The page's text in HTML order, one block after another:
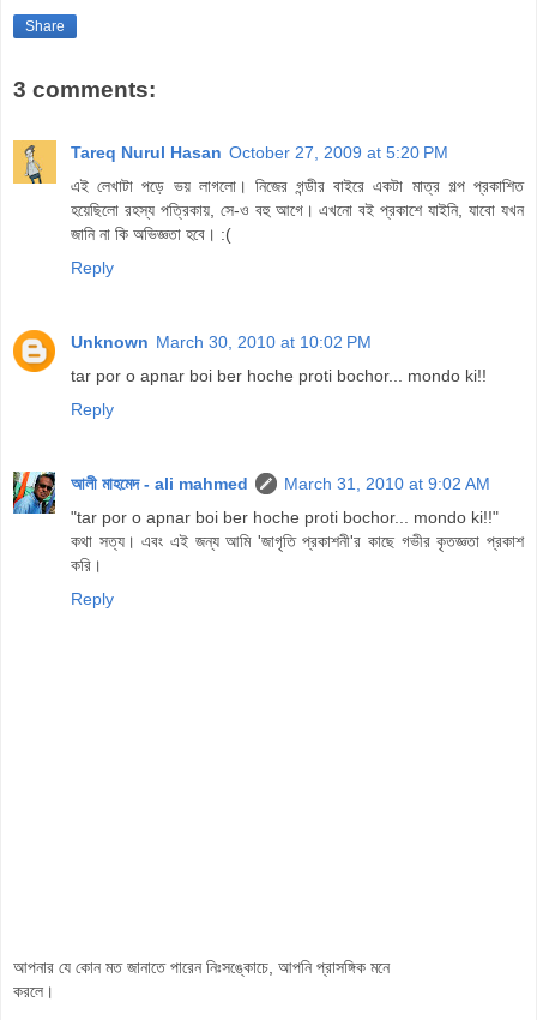
Share
3 comments:
Tareq Nurul Hasan October 27, 2009 at 5:20 PM
এই লেখাটা পড়ে ভয় লাগলো। নিজের গন্ডীর বাইরে একটা মাত্র গল্প প্রকাশিত
হয়েছিলো রহস্য পত্রিকায়, সে-ও বহু আগে। এখনো বই প্রকাশে যাইনি, যাবো যখন
জানি না কি অভিজ্ঞতা হবে। :(
Reply
Unknown March 30, 2010 at 10:02 PM
tar por o apnar boi ber hoche proti bochor... mondo ki!!
Reply
আলী মাহমেদ - ali mahmed
March 31, 2010 at 9:02 AM
"tar por o apnar boi ber hoche proti bochor... mondo ki!!"
কথা সত্য। এবং এই জন্য আমি 'জাগৃতি প্রকাশনী'র কাছে গভীর কৃতজ্ঞতা প্রকাশ
করি।
Reply
আপনার যে কোন মত জানাতে পারেন নিঃসঙ্কোচে, আপনি প্রাসঙ্গিক মনে
করলে।